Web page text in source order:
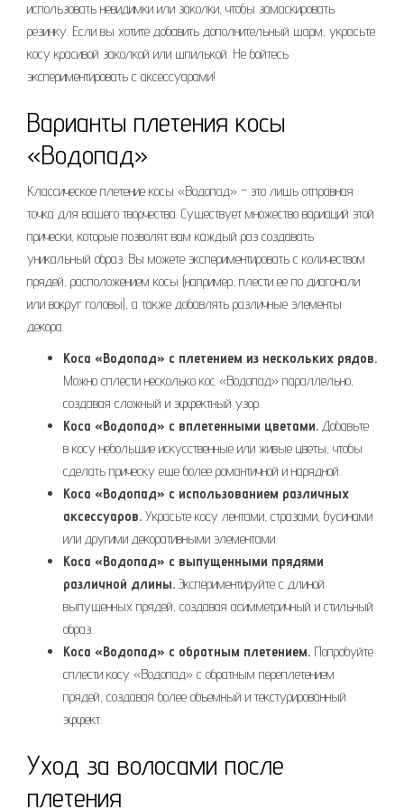
использовать невидимки или заколки, чтобы замаскировать
резинку. Если вы хотите добавить дополнительный шарм, украсьте
косу красивой заколкой или шпилькой. Не бойтесь
экспериментировать с аксессуарами!
Варианты плетения косы
«Водопад»
Классическое плетение косы «Водопад» – это лишь отправная
точка для вашего творчества. Существует множество вариаций этой
прически, которые позволят вам каждый раз создавать
уникальный образ. Вы можете экспериментировать с количеством
прядей, расположением косы (например, плести ее по диагонали
или вокруг головы), а также добавлять различные элементы
декора.
Коса «Водопад» с плетением из нескольких рядов.
Можно сплести несколько кос «Водопад» параллельно,
создавая сложный и эффектный узор.
Коса «Водопад» с вплетенными цветами. Добавьте
в косу небольшие искусственные или живые цветы, чтобы
сделать прическу еще более романтичной и нарядной.
Коса «Водопад» с использованием различных
аксессуаров. Украсьте косу лентами, стразами, бусинами
или другими декоративными элементами.
Коса «Водопад» с выпущенными прядями
различной длины. Экспериментируйте с длиной
выпущенных прядей, создавая асимметричный и стильный
образ.
Коса «Водопад» с обратным плетением. Попробуйте
сплести косу «Водопад» с обратным переплетением
прядей, создавая более объемный и текстурированный
эффект.
Уход за волосами после
плетения